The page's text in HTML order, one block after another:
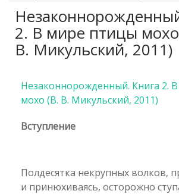
2. В мире птицы
В. Микульский, 2011)
Незаконнорожденный. Книга 2.
мохо (В. В. Микульский, 2011)
Вступление
Полдесятка некрупных волков,
и принюхиваясь, осторожно